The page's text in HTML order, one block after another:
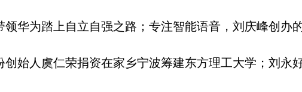
为踏上自立自强之路；专注智能语音，刘庆峰创办的
人虞仁荣捐资在家乡宁波筹建东方理工大学；刘永好